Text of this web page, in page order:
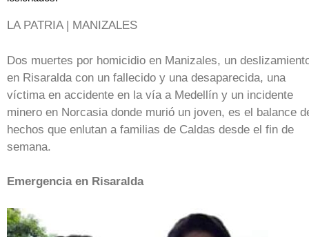
LA PATRIA | MANIZALES
Dos muertes por homicidio en Manizales, un
en Risaralda con un fallecido y una desaparecida, una
víctima en accidente en la vía a Medellín y un incidente
minero en Norcasia donde murió un joven, es el balance
hechos que enlutan a familias de Caldas desde el fin de
semana.
Emergencia en Risaralda